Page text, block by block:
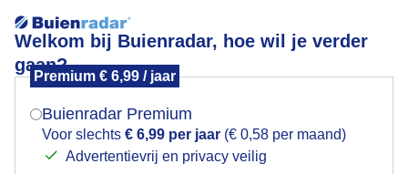
Welkom bij Buienradar, hoe wil je verder
gaan?
Premium € 6,99 / jaar
Buienradar Premium
Voor slechts € 6,99 per jaar (€ 0,58 per maand)
Advertentievrij en privacy veilig
struinenzomermarkt
Mogen we je locatie gebruiken voor het